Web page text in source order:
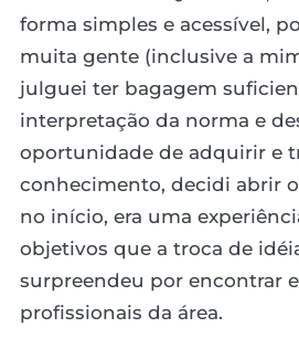
forma simples e acessível,
muita gente (inclusive a
julguei ter bagagem
interpretação da norma e
oportunidade de adquirir e
conhecimento, decidi abrir
no início, era uma
objetivos que a troca de
surpreendeu por encontrar
profissionais da área.